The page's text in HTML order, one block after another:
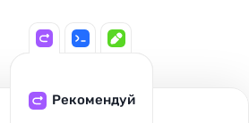
Рекомендуй
Внедряй
Создавай